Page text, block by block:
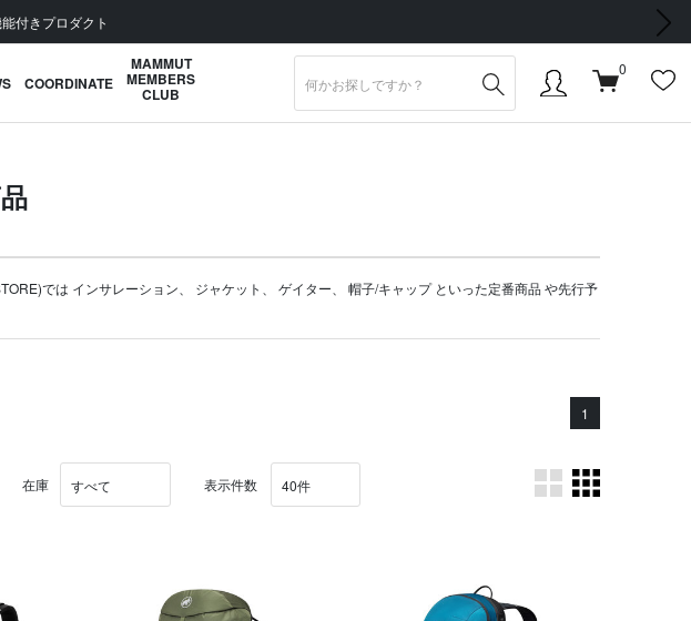
送料無料】 次の画像
COORDINATE
MAMMUT
MEMBERS
CLUB
0
では インサレーション ジャケット ゲイター 帽子/キャップといった定番商品 や先行予
1
在庫 表示件数